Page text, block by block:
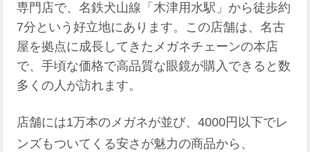
専門店で、名鉄犬山線「木津用水駅」から徒歩約
7分という好立地にあります。この店舗は、名古
屋を拠点に成長してきたメガネチェーンの本店
で、手頃な価格で高品質な眼鏡が購入できると数
多くの人が訪れます。
店舗には1万本のメガネが並び、4000円以下でレ
ンズもついてくる安さが魅力の商品から、